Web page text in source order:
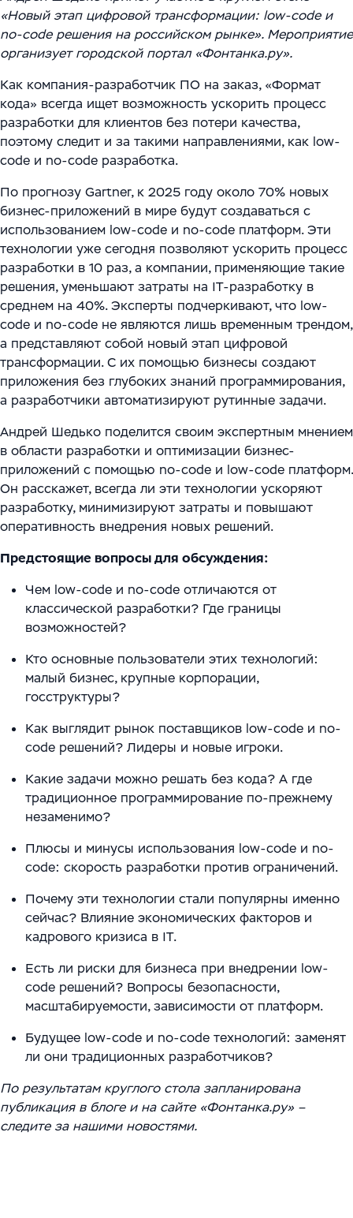
WMS Управление складом
Системы стандартизации и управления данными
для логистических и производственных
комплексов
Решения для производственной безопасности
Программное обеспечение для интеграции
автоматизированного и роботизированного
оборудования
Интеллектуальная обработка документов (IDP) в
международной логистике и транспорте
Импортозамещение
Модели сотрудничества
Мероприятия
Работа
Юридическая информация
Main
Warehouse Logistics and Automation
Связаться с нами
«Новый этап цифровой трансформации: low-code и
no-code решения на российском рынке». Мероприятие
организует городской портал «Фонтанка.ру».
Как компания-разработчик ПО на заказ, «Формат
кода» всегда ищет возможность ускорить процесс
разработки для клиентов без потери качества,
поэтому следит и за такими направлениями, как low-
code и no-code разработка.
По прогнозу Gartner, к 2025 году около 70% новых
бизнес-приложений в мире будут создаваться с
использованием low-code и no-code платформ. Эти
технологии уже сегодня позволяют ускорить процесс
разработки в 10 раз, а компании, применяющие такие
решения, уменьшают затраты на IT-разработку в
среднем на 40%. Эксперты подчеркивают, что low-
code и no-code не являются лишь временным трендом,
а представляют собой новый этап цифровой
трансформации. С их помощью бизнесы создают
приложения без глубоких знаний программирования,
а разработчики автоматизируют рутинные задачи.
Андрей Шедько поделится своим экспертным мнением
в области разработки и оптимизации бизнес-
приложений с помощью no-code и low-code платформ.
Он расскажет, всегда ли эти технологии ускоряют
разработку, минимизируют затраты и повышают
оперативность внедрения новых решений.
Предстоящие вопросы для обсуждения:
Чем low-code и no-code отличаются от
классической разработки? Где границы
возможностей?
Кто основные пользователи этих технологий:
малый бизнес, крупные корпорации,
госструктуры?
Как выглядит рынок поставщиков low-code и no-
code решений? Лидеры и новые игроки.
Какие задачи можно решать без кода? А где
традиционное программирование по-прежнему
незаменимо?
Плюсы и минусы использования low-code и no-
code: скорость разработки против ограничений.
Почему эти технологии стали популярны именно
сейчас? Влияние экономических факторов и
кадрового кризиса в IT.
Есть ли риски для бизнеса при внедрении low-
code решений? Вопросы безопасности,
масштабируемости, зависимости от платформ.
Будущее low-code и no-code технологий: заменят
ли они традиционных разработчиков?
По результатам круглого стола запланирована
публикация в блоге и на сайте «Фонтанка.ру» –
следите за нашими новостями.